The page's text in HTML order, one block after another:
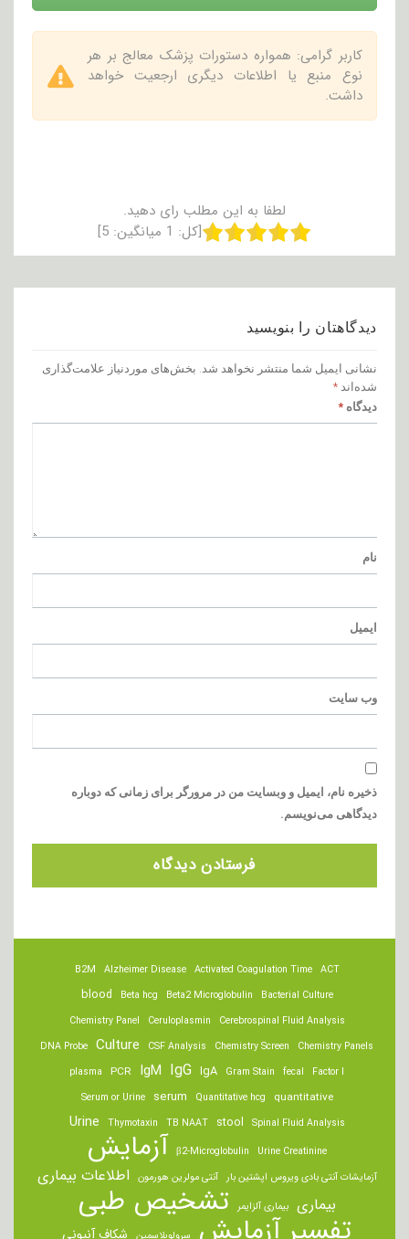
کاربر گرامی: همواره دستورات پزشک معالج بر هر
نوع منبع یا اطلاعات دیگری ارجعیت خواهد
داشت.
لطفا به این مطلب رای دهید.
[کل: 1 میانگین: 5
]
دیدگاهتان را بنویسید
نشانی ایمیل شما منتشر نخواهد شد. بخش‌های موردنیاز علامت‌گذاری
شده‌اند *
دیدگاه *
نام
ایمیل
وب‌ سایت
ذخیره نام، ایمیل و وبسایت من در مرورگر برای زمانی که دوباره
دیدگاهی می‌نویسم.
ACT
Activated Coagulation Time
Alzheimer Disease
B2M
Bacterial Culture
Beta2 Microglobulin
Beta hcg
blood
Cerebrospinal Fluid Analysis
Ceruloplasmin
Chemistry Panel
Chemistry Panels
Chemistry Screen
CSF Analysis
Culture
DNA Probe
Factor I
fecal
Gram Stain
IgA
IgG
IgM
PCR
plasma
quantitative
Quantitative hcg
serum
Serum or Urine
Spinal Fluid Analysis
stool
TB NAAT
Thymotaxin
Urine
Urine Creatinine
β2-Microglobulin آزمایش
آزمایشات آنتی بادی ویروس اپشتین بار آنتی مولرین هورمون اطلاعات بیماری
بیماری بیماری آلزایمر تشخیص طبی
شکاف آنیونی